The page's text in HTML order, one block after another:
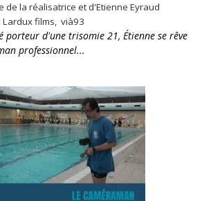
de la réalisatrice et d'Etienne Eyraud
Lardux films, vià93
porteur d'une trisomie 21, Étienne se rêve
professionnel...